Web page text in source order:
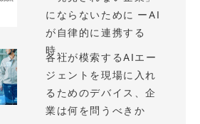
にならないために ーAI
が自律的に連携する
時...
各社が模索するAIエー
ジェントを現場に入れ
るためのデバイス、企
業は何を問うべきか